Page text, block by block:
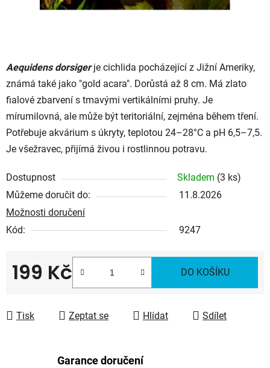
Aequidens dorsigerje cichlida pocházející z Jižní Ameriky,
známá také jako "gold acara". Dorůstá až 8 cm. Má zlato
fialové zbarvení s tmavými vertikálními pruhy. Je
mírumilovná, ale může být teritoriální, zejména během tření.
Potřebuje akvárium s úkryty, teplotou 24–28°C a pH 6,5–7,5.
Je všežravec, přijímá živou i rostlinnou potravu.
Dostupnost Skladem (3 ks)
Můžeme doručit do:
11.8.2026
Možnosti doručení
Kód:
9247
199 Kč DO KOŠÍKU
Tisk Zeptat se Hlídat Sdílet
Garance doručení